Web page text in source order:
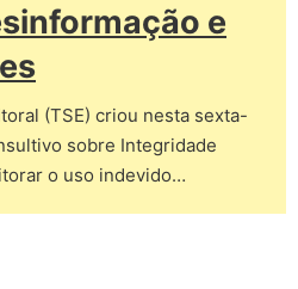
e
(TSE) criou nesta sexta-
sobre Integridade
o uso indevido…